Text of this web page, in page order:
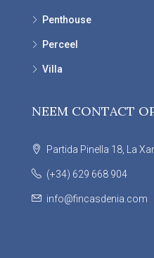
Penthouse
Perceel
Villa
NEEM CONTACT
Partida Pinella 18, La
(+34) 629 668 904
info@fincasdenia.com